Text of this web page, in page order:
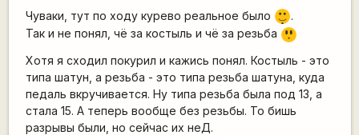
Чуваки, тут по ходу курево реальное было
|-)
_)
.
Так и не понял, чё за костыль и чё за резьба
=8
O
Хотя я сходил покурил и кажись понял. Костыль - это
типа шатун, а резьба - это типа резьба шатуна, куда
педаль вкручивается. Ну типа резьба была под 13, а
стала 15. А теперь вообще без резьбы. То бишь
разрывы были, но сейчас их неД.